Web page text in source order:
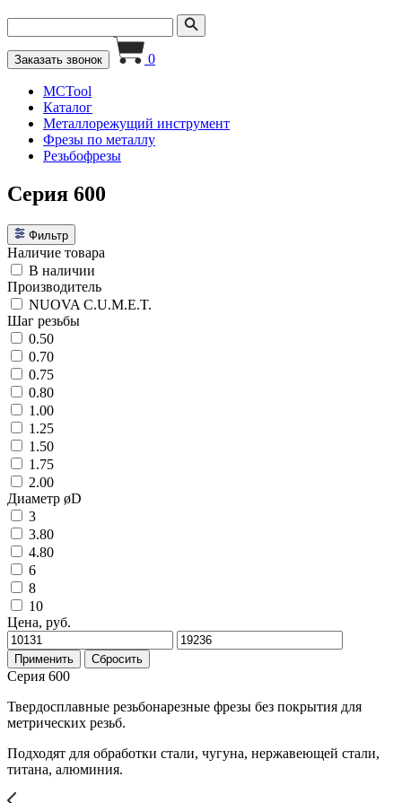
Заказать звонок 0
MCTool
Каталог
Металлорежущий инструмент
Фрезы по металлу
Резьбофрезы
Серия 600
Фильтр
Наличие товара
В наличии
Производитель
NUOVA C.U.M.E.T.
Шаг резьбы
0.50
0.70
0.75
0.80
1.00
1.25
1.50
1.75
2.00
Диаметр øD
3
3.80
4.80
6
8
10
Цена, руб.
Применить Сбросить
Серия 600
Твердосплавные резьбонарезные фрезы без покрытия для
метрических резьб.
Подходят для обработки стали, чугуна, нержавеющей стали,
титана, алюминия.